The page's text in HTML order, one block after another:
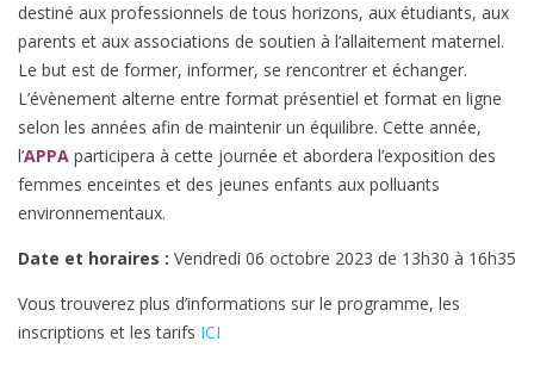
destiné aux professionnels de tous horizons, aux étudiants, aux
parents et aux associations de soutien à l’allaitement maternel.
Le but est de former, informer, se rencontrer et échanger.
L’évènement alterne entre format présentiel et format en ligne
selon les années afin de maintenir un équilibre. Cette année,
l’APPA participera à cette journée et abordera l’exposition des
femmes enceintes et des jeunes enfants aux polluants
environnementaux.
Date et horaires : Vendredi 06 octobre 2023 de 13h30 à 16h35
Vous trouverez plus d’informations sur le programme, les
inscriptions et les tarifs ICI